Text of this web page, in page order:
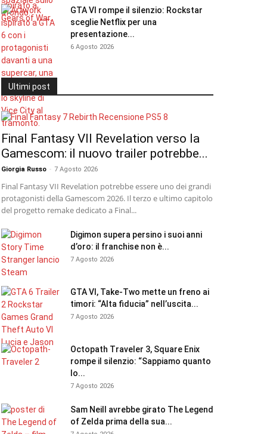
GTA VI rompe il silenzio: Rockstar
sceglie Netflix per una
presentazione...
6 Agosto 2026
Ultimi post
Final Fantasy VII Revelation verso la
Gamescom: il nuovo trailer potrebbe...
Giorgia Russo - 7 Agosto 2026
Final Fantasy VII Revelation potrebbe essere uno dei grandi
protagonisti della Gamescom 2026. Il terzo e ultimo capitolo
del progetto remake dedicato a Final...
Digimon supera persino i suoi anni
d’oro: il franchise non è...
7 Agosto 2026
GTA VI, Take-Two mette un freno ai
timori: “Alta fiducia” nell’uscita...
7 Agosto 2026
Octopath Traveler 3, Square Enix
rompe il silenzio: “Sappiamo quanto
lo...
7 Agosto 2026
Sam Neill avrebbe girato The Legend
of Zelda prima della sua...